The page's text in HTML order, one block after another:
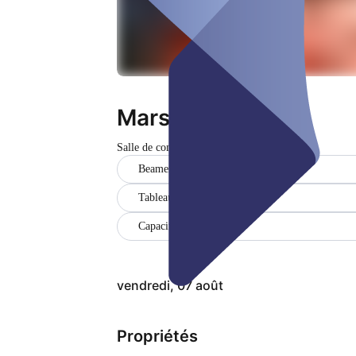
Marstall
Salle de conférence
Beamer
Tableau à feuilles
Capacité (700)
vendredi, 07 août
Propriétés